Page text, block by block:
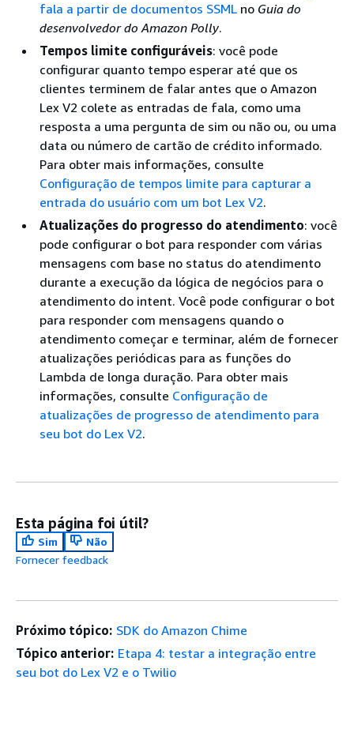
fala a partir de documentos SSML no Guia do
desenvolvedor do Amazon Polly.
Tempos limite configuráveis: você pode
configurar quanto tempo esperar até que os
clientes terminem de falar antes que o Amazon
Lex V2 colete as entradas de fala, como uma
resposta a uma pergunta de sim ou não ou, ou uma
data ou número de cartão de crédito informado.
Para obter mais informações, consulte
Configuração de tempos limite para capturar a
entrada do usuário com um bot Lex V2.
Atualizações do progresso do atendimento: você
pode configurar o bot para responder com várias
mensagens com base no status do atendimento
durante a execução da lógica de negócios para o
atendimento do intent. Você pode configurar o bot
para responder com mensagens quando o
atendimento começar e terminar, além de fornecer
atualizações periódicas para as funções do
Lambda de longa duração. Para obter mais
informações, consulte Configuração de
atualizações de progresso de atendimento para
seu bot do Lex V2.
Esta página foi útil?
Sim
Não
Fornecer feedback
Próximo tópico: SDK do Amazon Chime
Tópico anterior: Etapa 4: testar a integração entre
seu bot do Lex V2 e o Twilio